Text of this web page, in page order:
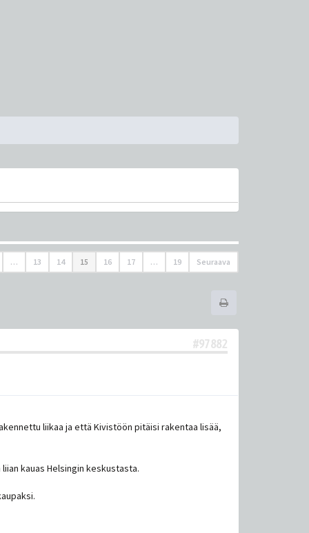
… 13 14 15 16 17 … 19 Seuraava
#97882
liikaa ja että Kivistöön pitäisi rakentaa lisää,
kauas Helsingin keskustasta.